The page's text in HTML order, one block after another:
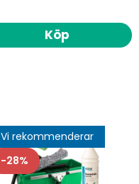
Köp
Vi rekommenderar
28